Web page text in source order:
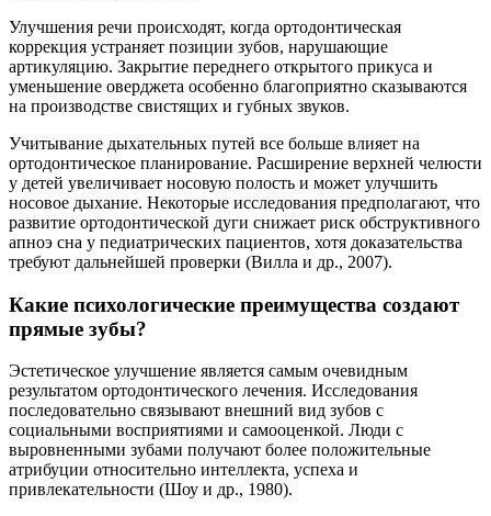
Улучшения речи происходят, когда ортодонтическая
коррекция устраняет позиции зубов, нарушающие
артикуляцию. Закрытие переднего открытого прикуса и
уменьшение оверджета особенно благоприятно сказываются
на производстве свистящих и губных звуков.
Учитывание дыхательных путей все больше влияет на
ортодонтическое планирование. Расширение верхней челюсти
у детей увеличивает носовую полость и может улучшить
носовое дыхание. Некоторые исследования предполагают, что
развитие ортодонтической дуги снижает риск обструктивного
апноэ сна у педиатрических пациентов, хотя доказательства
требуют дальнейшей проверки (Вилла и др., 2007).
Какие психологические преимущества создают
прямые зубы?
Эстетическое улучшение является самым очевидным
результатом ортодонтического лечения. Исследования
последовательно связывают внешний вид зубов с
социальными восприятиями и самооценкой. Люди с
выровненными зубами получают более положительные
атрибуции относительно интеллекта, успеха и
привлекательности (Шоу и др., 1980).